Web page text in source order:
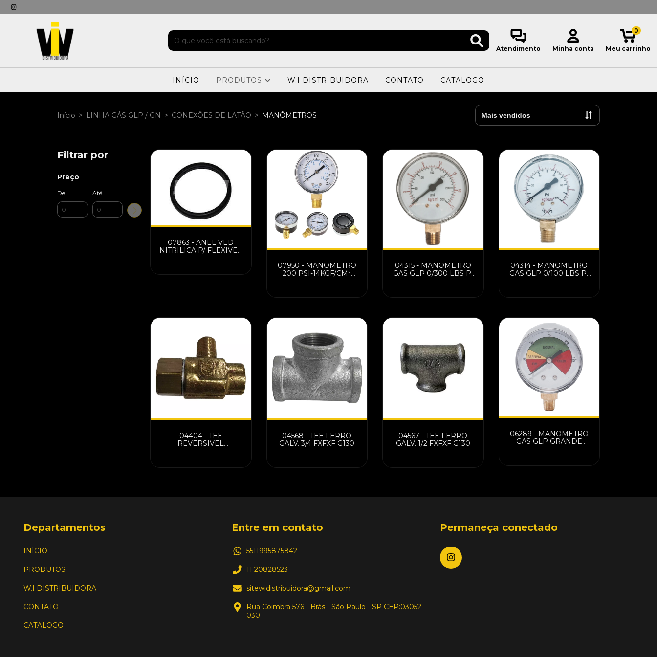
Atendimento Minha conta Meu carrinho
0
INÍCIO PRODUTOS W.I DISTRIBUIDORA CONTATO CATALOGO
Início > LINHA GÁS GLP / GN > CONEXÕES DE LATÃO > MANÔMETROS
Filtrar por
Preço
De Até
07863 - ANEL VED
NITRILICA P/ FLEXIVEL
07950 - MANOMETRO
200 PSI-14KGF/CM²
MOD FSA-62/1
04315 - MANOMETRO
GAS GLP 0/300 LBS P/
04314 - MANOMETRO
GAS GLP 0/100 LBS P/
04404 - TEE
REVERSIVEL
04568 - TEE FERRO
GALV. 3/4 FXFXF G130
04567 - TEE FERRO
GALV. 1/2 FXFXF G130
06289 - MANOMETRO
GAS GLP GRANDE
Departamentos
INÍCIO
PRODUTOS
W.I DISTRIBUIDORA
CONTATO
CATALOGO
Entre em contato
5511995875842
11 20828523
sitewidistribuidora@gmail.com
Rua Coimbra 576 - Brás - São Paulo - SP CEP:03052-
030
Permaneça conectado